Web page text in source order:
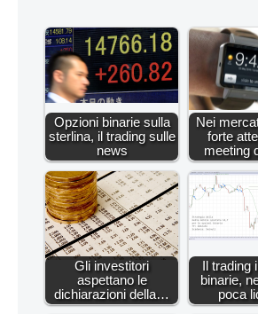
Opzioni binarie sulla
sterlina, il trading sulle
news
Nei
forte
meeting
Gli investitori
aspettano le
dichiarazioni della…
Il trading
binarie,
poca